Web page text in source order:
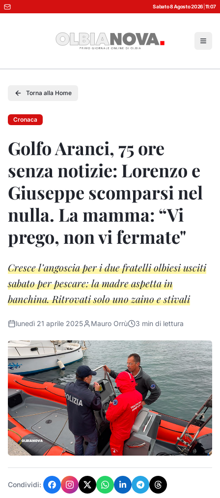
Sabato 8 Agosto 2026 11:07
Torna alla Home
Cronaca
Golfo Aranci, 75 ore
senza notizie: Lorenzo e
Giuseppe scomparsi nel
nulla. La mamma: “Vi
prego, non vi fermate"
Cresce l’angoscia per i due fratelli olbiesi usciti
sabato per pescare: la madre aspetta in
banchina. Ritrovati solo uno zaino e stivali
lunedì 21 aprile 2025 Mauro Orrù 3 min di lettura
Condividi: